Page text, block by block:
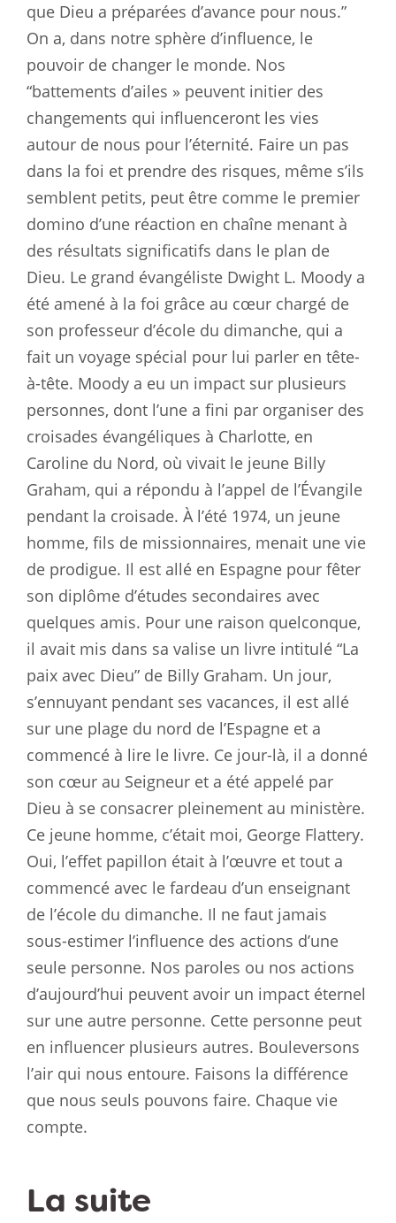
que Dieu a préparées d’avance pour nous.”
On a, dans notre sphère d’influence, le
pouvoir de changer le monde. Nos
“battements d’ailes » peuvent initier des
changements qui influenceront les vies
autour de nous pour l’éternité. Faire un pas
dans la foi et prendre des risques, même s’ils
semblent petits, peut être comme le premier
domino d’une réaction en chaîne menant à
des résultats significatifs dans le plan de
Dieu. Le grand évangéliste Dwight L. Moody a
été amené à la foi grâce au cœur chargé de
son professeur d’école du dimanche, qui a
fait un voyage spécial pour lui parler en tête-
à-tête. Moody a eu un impact sur plusieurs
personnes, dont l’une a fini par organiser des
croisades évangéliques à Charlotte, en
Caroline du Nord, où vivait le jeune Billy
Graham, qui a répondu à l’appel de l’Évangile
pendant la croisade. À l’été 1974, un jeune
homme, fils de missionnaires, menait une vie
de prodigue. Il est allé en Espagne pour fêter
son diplôme d’études secondaires avec
quelques amis. Pour une raison quelconque,
il avait mis dans sa valise un livre intitulé “La
paix avec Dieu” de Billy Graham. Un jour,
s’ennuyant pendant ses vacances, il est allé
sur une plage du nord de l’Espagne et a
commencé à lire le livre. Ce jour-là, il a donné
son cœur au Seigneur et a été appelé par
Dieu à se consacrer pleinement au ministère.
Ce jeune homme, c’était moi, George Flattery.
Oui, l’effet papillon était à l’œuvre et tout a
commencé avec le fardeau d’un enseignant
de l’école du dimanche. Il ne faut jamais
sous-estimer l’influence des actions d’une
seule personne. Nos paroles ou nos actions
d’aujourd’hui peuvent avoir un impact éternel
sur une autre personne. Cette personne peut
en influencer plusieurs autres. Bouleversons
l’air qui nous entoure. Faisons la différence
que nous seuls pouvons faire. Chaque vie
compte.
La suite